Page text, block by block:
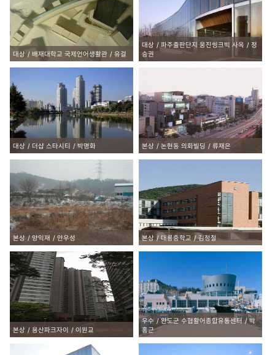
대상 배재대학교 국제언어생활관 유걸
대상 파주출판단지 웅진씽크빅 사옥
정
승권
대상 더샵 스타시티 박명화 본상 논현동 의화빌딩 류재은
본상 양익재 안우성 본상 대룡중학교 김정철
본상 용산파크자이 이원교
우수 완도군 수협활어종합유통센터
박
홍근